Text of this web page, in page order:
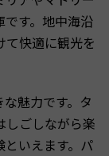
です。地中海沿
て快適に観光を
魅力です。タ
しごしながら楽
といえます。パ